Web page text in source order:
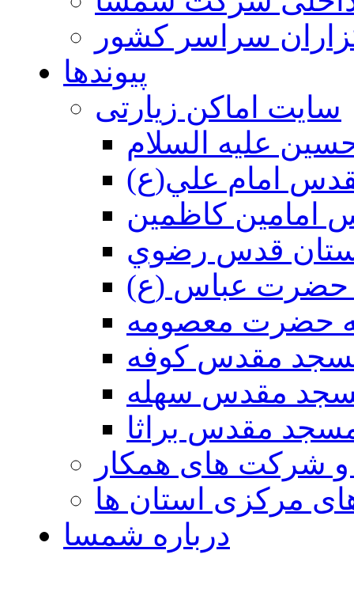
سراسر کشور
پیوندها
سایت اماکن زیارتی
عليه السلام
امام علي(ع)
امامين كاظمين
قدس رضوي
حضرت عباس (ع)
حضرت معصومه
مقدس كوفه
مقدس سهله
مقدس براثا
و شرکت های همکار
مرکزی استان ها
درباره شمسا